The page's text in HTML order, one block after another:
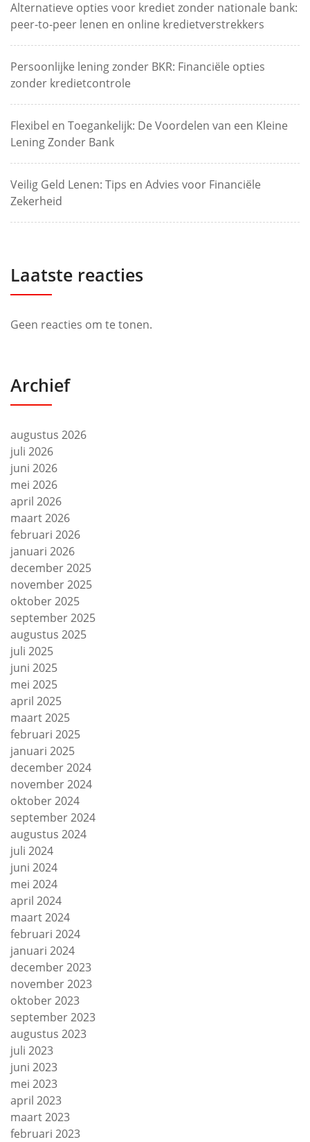
Alternatieve opties voor krediet zonder nationale bank:
peer-to-peer lenen en online kredietverstrekkers
Persoonlijke lening zonder BKR: Financiële opties
zonder kredietcontrole
Flexibel en Toegankelijk: De Voordelen van een Kleine
Lening Zonder Bank
Veilig Geld Lenen: Tips en Advies voor Financiële
Zekerheid
Laatste reacties
Geen reacties om te tonen.
Archief
augustus 2026
juli 2026
juni 2026
mei 2026
april 2026
maart 2026
februari 2026
januari 2026
december 2025
november 2025
oktober 2025
september 2025
augustus 2025
juli 2025
juni 2025
mei 2025
april 2025
maart 2025
februari 2025
januari 2025
december 2024
november 2024
oktober 2024
september 2024
augustus 2024
juli 2024
juni 2024
mei 2024
april 2024
maart 2024
februari 2024
januari 2024
december 2023
november 2023
oktober 2023
september 2023
augustus 2023
juli 2023
juni 2023
mei 2023
april 2023
maart 2023
februari 2023